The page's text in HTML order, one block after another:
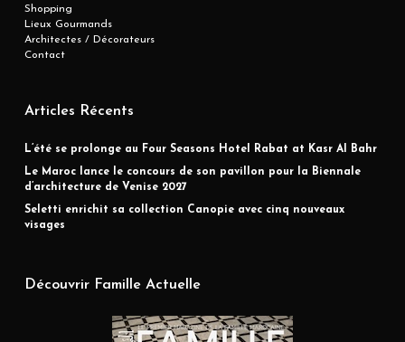
Shopping
Lieux Gourmands
Architectes / Décorateurs
Contact
Articles Récents
L’été se prolonge au Four Seasons Hotel Rabat at Kasr Al Bahr
Le Maroc lance le concours de son pavillon pour la Biennale
d’architecture de Venise 2027
Seletti enrichit sa collection Canopie avec cinq nouveaux
visages
Découvrir Famille Actuelle